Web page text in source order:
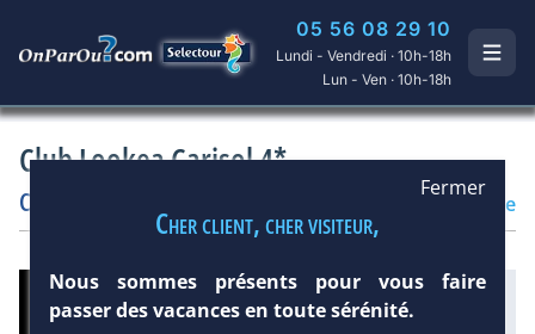
05 56 08 29 10
Lundi - Vendredi · 10h-18h
Lun - Ven · 10h-18h
Club Lookea Carisol 4*
Cuba Club francophone
Infos météo :
Fermer
Cher client, cher visiteur,
Nous sommes présents pour vous faire
passer des vacances en toute sérénité.